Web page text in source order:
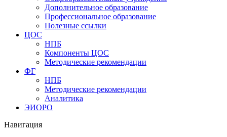
Дополнительное образование
Профессиональное образование
Полезные ссылки
ЦОС
НПБ
Компоненты ЦОС
Методические рекомендации
ФГ
НПБ
Методические рекомендации
Аналитика
ЭИОРО
Навигация